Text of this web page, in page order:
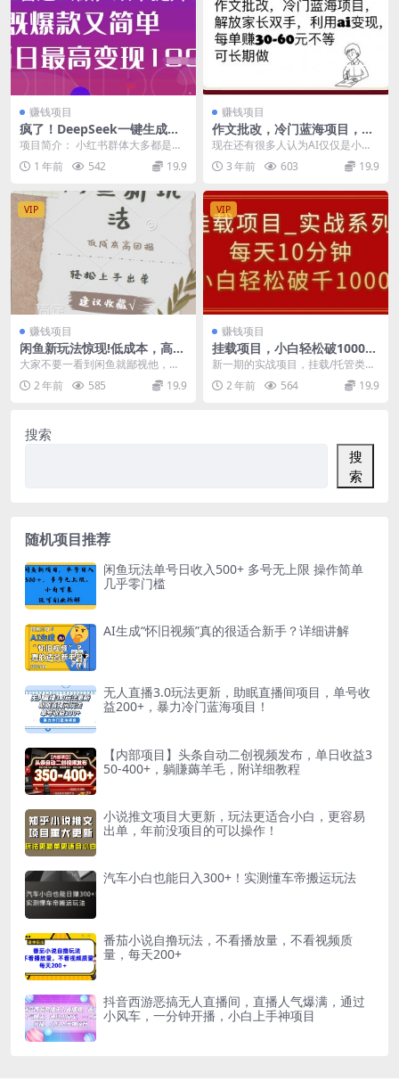
赚钱项目
疯了！DeepSeek一键生成动
小红书图文，小白轻松制作，
快速拿到结果
项目简介： 小红书群体大多都是女
性，我们可以发一些积极向上，拒
绝内耗的一些图文，...
1 年前 542 19.9
赚钱项目
作文批改，冷门蓝海项目，解
放家长双手，利用ai变现，每
单赚30-60元不等
现在还有很多人认为AI仅仅是小
度、小T、小艺这些智能语音，然后
利用他们来娱乐自己...
3 年前 603 19.9
VIP
赚钱项目
闲鱼新玩法惊现!低成本，高回
报，小白轻松上手当天出单，
大家不要一看到闲鱼就鄙视他，闲
鱼都不嫌你穷，你又何必嫌他low
呢?而且闲鱼不光是...
2 年前 585 19.9
VIP
赚钱项目
挂载项目，小白轻松破1000，
每天10分钟，实战系列保姆级
新一期的实战项目，挂载/托管类项
目，目前实测一天大概需要花10分
钟教程，针对的是...
2 年前 564 19.9
搜索
搜
索
随机项目推荐
闲鱼玩法单号日收入500+ 多号无上限 操作简单
几乎零门槛
AI生成“怀旧视频”真的很适合新手？详细讲解
无人直播3.0玩法更新，助眠直播间项目，单号收
益200+，暴力冷门蓝海项目！
【内部项目】头条自动二创视频发布，单日收益3
50-400+，躺賺薅羊毛，附详细教程
小说推文项目大更新，玩法更适合小白，更容易
出单，年前没项目的可以操作！
汽车小白也能日入300+！实测懂车帝搬运玩法
番茄小说自撸玩法，不看播放量，不看视频质
量，每天200+
抖音西游恶搞无人直播间，直播人气爆满，通过
小风车，一分钟开播，小白上手神项目